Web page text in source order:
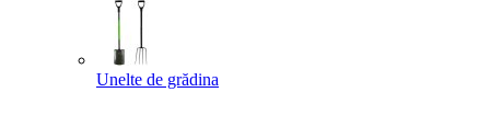
Unelte de grădina